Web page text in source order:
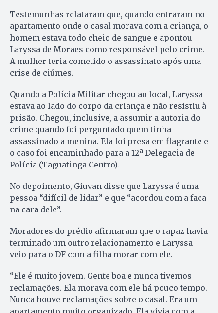
Testemunhas relataram que, quando entraram no
apartamento onde o casal morava com a criança, o
homem estava todo cheio de sangue e apontou
Laryssa de Moraes como responsável pelo crime.
A mulher teria cometido o assassinato após uma
crise de ciúmes.
Quando a Polícia Militar chegou ao local, Laryssa
estava ao lado do corpo da criança e não resistiu à
prisão. Chegou, inclusive, a assumir a autoria do
crime quando foi perguntado quem tinha
assassinado a menina. Ela foi presa em flagrante e
o caso foi encaminhado para a 12ª Delegacia de
Polícia (Taguatinga Centro).
No depoimento, Giuvan disse que Laryssa é uma
pessoa “difícil de lidar” e que “acordou com a faca
na cara dele”.
Moradores do prédio afirmaram que o rapaz havia
terminado um outro relacionamento e Laryssa
veio para o DF com a filha morar com ele.
“Ele é muito jovem. Gente boa e nunca tivemos
reclamações. Ela morava com ele há pouco tempo.
Nunca houve reclamações sobre o casal. Era um